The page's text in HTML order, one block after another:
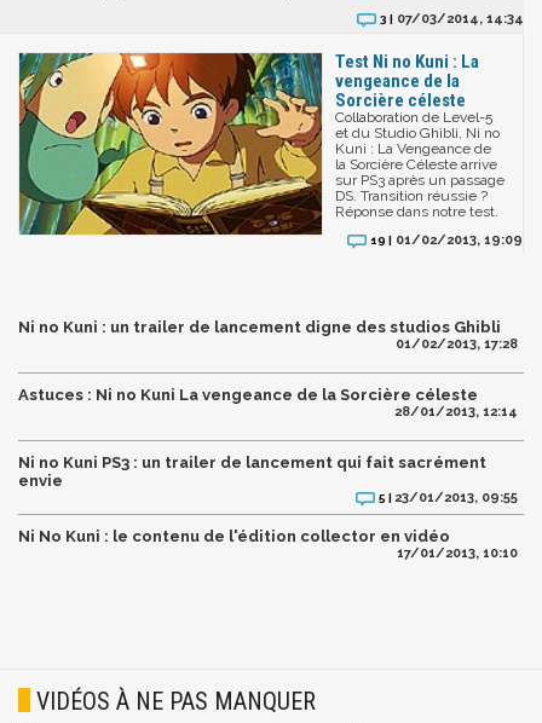
3 | 07/03/2014, 14:34
Test Ni no Kuni : La
vengeance de la
Sorcière céleste
Collaboration de Level-5
et du Studio Ghibli, Ni no
Kuni : La Vengeance de
la Sorcière Céleste arrive
sur PS3 après un passage
DS. Transition réussie ?
Réponse dans notre test.
19 | 01/02/2013, 19:09
Ni no Kuni : un trailer de lancement digne des studios Ghibli
01/02/2013, 17:28
Astuces : Ni no Kuni La vengeance de la Sorcière céleste
28/01/2013, 12:14
Ni no Kuni PS3 : un trailer de lancement qui fait sacrément
envie
5 | 23/01/2013, 09:55
Ni No Kuni : le contenu de l'édition collector en vidéo
17/01/2013, 10:10
VIDÉOS À NE PAS MANQUER